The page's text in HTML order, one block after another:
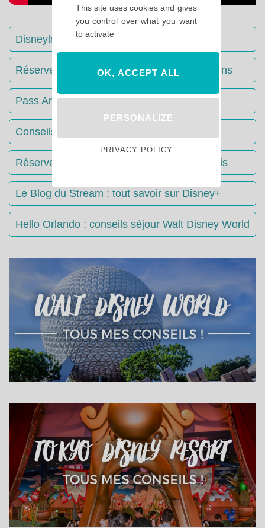
Disneyland Paris : Le guide complet
Réserver votre séjour : toutes les informations
Pass Annuels Disney : informations
Conseils & Astuces Disneyland Paris
Réserver votre restaurant à Disneyland Paris
Le Blog du Stream : tout savoir sur Disney+
Hello Orlando : conseils séjour Walt Disney World
This site uses cookies and gives
you control over what you want
to activate
OK, ACCEPT ALL
PERSONALIZE
PRIVACY POLICY